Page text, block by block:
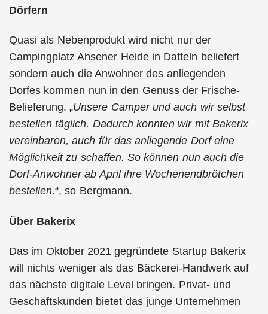
Dörfern
Quasi als Nebenprodukt wird nicht nur der
Campingplatz Ahsener Heide in Datteln beliefert
sondern auch die Anwohner des anliegenden
Dorfes kommen nun in den Genuss der Frische-
Belieferung. „Unsere Camper und auch wir selbst
bestellen täglich. Dadurch konnten wir mit Bakerix
vereinbaren, auch für das anliegende Dorf eine
Möglichkeit zu schaffen. So können nun auch die
Dorf-Anwohner ab April ihre Wochenendbrötchen
bestellen.“, so Bergmann.
Über Bakerix
Das im Oktober 2021 gegründete Startup Bakerix
will nichts weniger als das Bäckerei-Handwerk auf
das nächste digitale Level bringen. Privat- und
Geschäftskunden bietet das junge Unternehmen